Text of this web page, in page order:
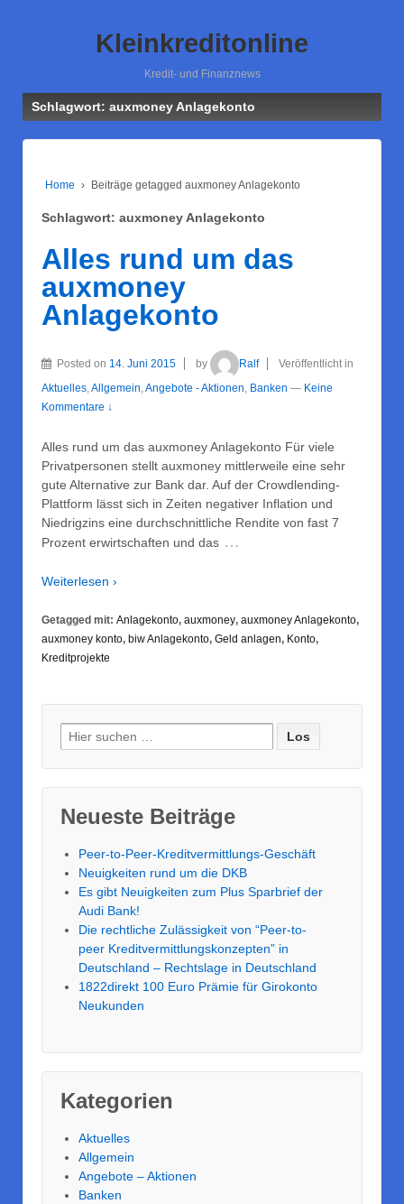
Kleinkreditonline
Kredit- und Finanznews
Schlagwort: auxmoney Anlagekonto
Home › Beiträge getagged auxmoney Anlagekonto
Schlagwort: auxmoney Anlagekonto
Alles rund um das
auxmoney
Anlagekonto
Posted on 14. Juni 2015 by Ralf
Veröffentlicht in
Aktuelles,Allgemein,Angebote - Aktionen, Banken — Keine
Kommentare ↓
Alles rund um das auxmoney Anlagekonto Für viele
Privatpersonen stellt auxmoney mittlerweile eine sehr
gute Alternative zur Bank dar. Auf der Crowdlending-
Plattform lässt sich in Zeiten negativer Inflation und
Niedrigzins eine durchschnittliche Rendite von fast 7
Prozent erwirtschaften und das …
Weiterlesen ›
Getagged mit: Anlagekonto, auxmoney, auxmoney Anlagekonto,
auxmoney konto, biw Anlagekonto, Geld anlagen, Konto,
Kreditprojekte
Suche nach:
Neueste Beiträge
Peer-to-Peer-Kreditvermittlungs-Geschäft
Neuigkeiten rund um die DKB
Es gibt Neuigkeiten zum Plus Sparbrief der
Audi Bank!
Die rechtliche Zulässigkeit von “Peer-to-
peer Kreditvermittlungskonzepten” in
Deutschland – Rechtslage in Deutschland
1822direkt 100 Euro Prämie für Girokonto
Neukunden
Kategorien
Aktuelles
Allgemein
Angebote – Aktionen
Banken